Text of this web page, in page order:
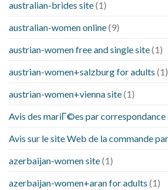
australian-brides site(1)
australian-women online(9)
austrian-women free and single site(1)
austrian-women+salzburg for adults (1)
austrian-women+vienna site(1)
Avis des mariГ©es par correspondance
Avis sur le site Web de la commande
azerbaijan-women site(1)
azerbaijan-women+aran for adults (1)